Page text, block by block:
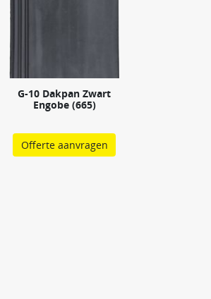
G-10 Dakpan Zwart
Engobe (665)
Offerte aanvragen